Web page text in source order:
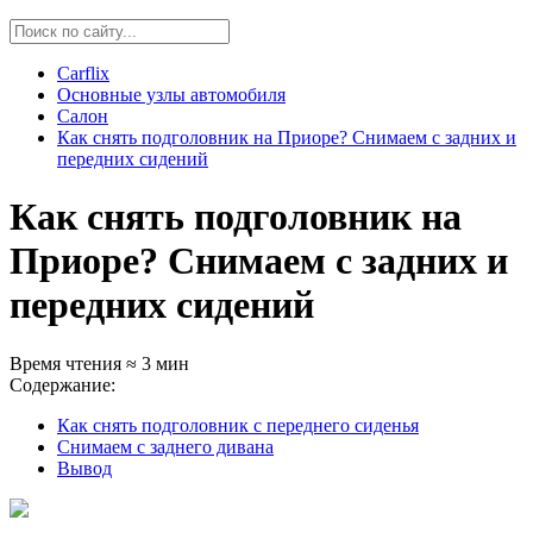
Carflix
Основные узлы автомобиля
Салон
Как снять подголовник на Приоре? Снимаем с задних и
передних сидений
Как снять подголовник на
Приоре? Снимаем с задних и
передних сидений
Время чтения ≈ 3 мин
Содержание:
Как снять подголовник с переднего сиденья
Снимаем с заднего дивана
Вывод